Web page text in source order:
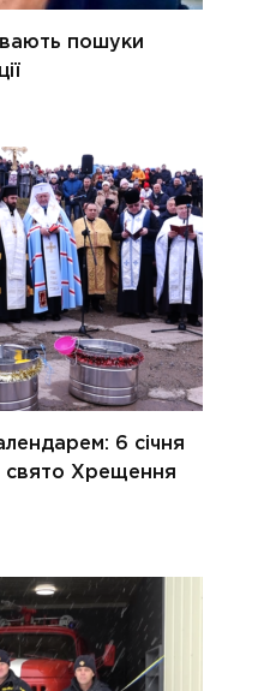
пошуки
6 січня
свято Хрещення